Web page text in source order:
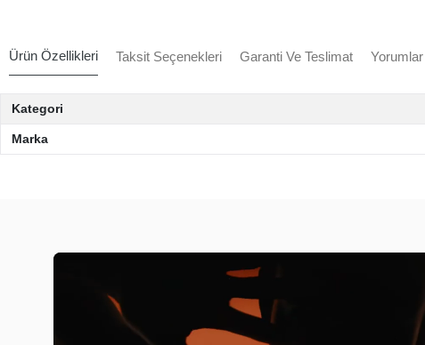
Ürün Özellikleri Taksit Seçenekleri Garanti Ve Teslimat Yorumlar
Kategori
Marka